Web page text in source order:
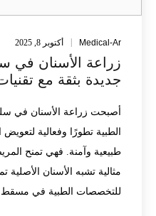
Medical-Ar أكتوبر 8, 2025
زراعة الأسنان في
جديدة بثقة مع
أصبحت زراعة الأسنان في
الطبية تطورًا وفعالية
طبيعية وآمنة. فهي تمنح
مثالية تشبه الأسنان
للتخصصات الطبية في